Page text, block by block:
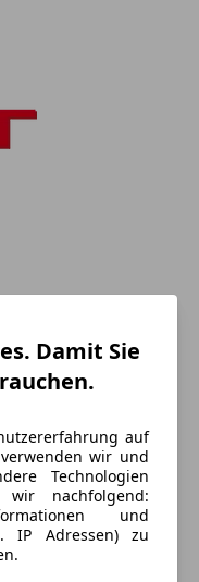
Damit Sie
auf
wir und
Technologien
wir nachfolgend:
und
IP Adressen) zu